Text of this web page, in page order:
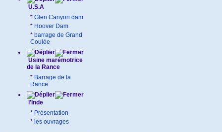
U.S.A
* Glen Canyon dam
* Hoover Dam
* barrage de Grand
Coulée
Usine marémotrice
de la Rance
* Barrage de la
Rance
l'Inde
* Présentation
* les ouvrages